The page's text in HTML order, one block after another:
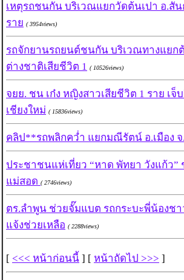
เหตุรถชนกัน บริเวณแยกวัดต้นเปา อ.สัน
ราย ( 3954views)
รถจักยานรถยนต์ชนกัน บริเวณทางแยก
ต่างชาติเสียชีวิต 1 ( 10526views)
จยย. ชน เก๋ง หญิงสาวเสียชีวิต 1 ราย เจ็
เชียงใหม่ ( 15836views)
คลิป**รถพลิกคว่ำ แยกมณีรัตน์ อ.เมือง จ
ประชาชนแห่เที่ยว “หาด พัทยา วังแก้ว
แม่สอด ( 2746views)
ตร.ลำพูน ช่วยจั๊มแบต รถกระบะพี่น้องช
แจ้งช่วยเหลือ ( 2288views)
[ <<< หน้าก่อนนี้ ] [ หน้าถัดไป >>> ]